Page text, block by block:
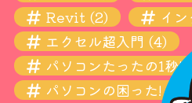
Revit (2) イ
エクセル超入門 (4)
パソコンたったの1秒!
パソコンの困った! お